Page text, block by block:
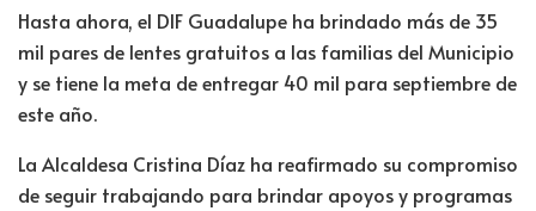
Hasta ahora, el DIF Guadalupe ha brindado más de 35
mil pares de lentes gratuitos a las familias del Municipio
y se tiene la meta de entregar 40 mil para septiembre de
este año.
La Alcaldesa Cristina Díaz ha reafirmado su compromiso
de seguir trabajando para brindar apoyos y programas